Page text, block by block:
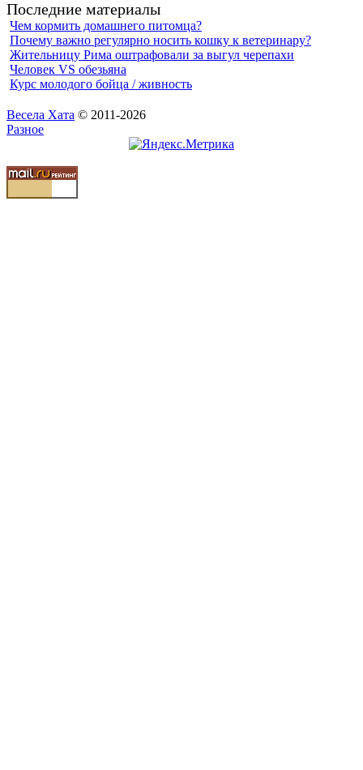
Последние материалы
Чем кормить домашнего питомца?
Почему важно регулярно носить кошку к ветеринару?
Жительницу Рима оштрафовали за выгул черепахи
Человек VS обезьяна
Курс молодого бойца / живность
Весела Хата © 2011-2026
Разное